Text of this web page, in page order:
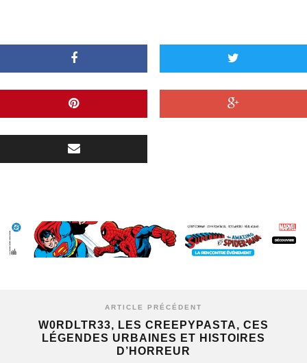
ARTICLE PRÉCÉDENT
W0RDLTR33, LES CREEPYPASTA, CES
LÉGENDES URBAINES ET HISTOIRES
D’HORREUR